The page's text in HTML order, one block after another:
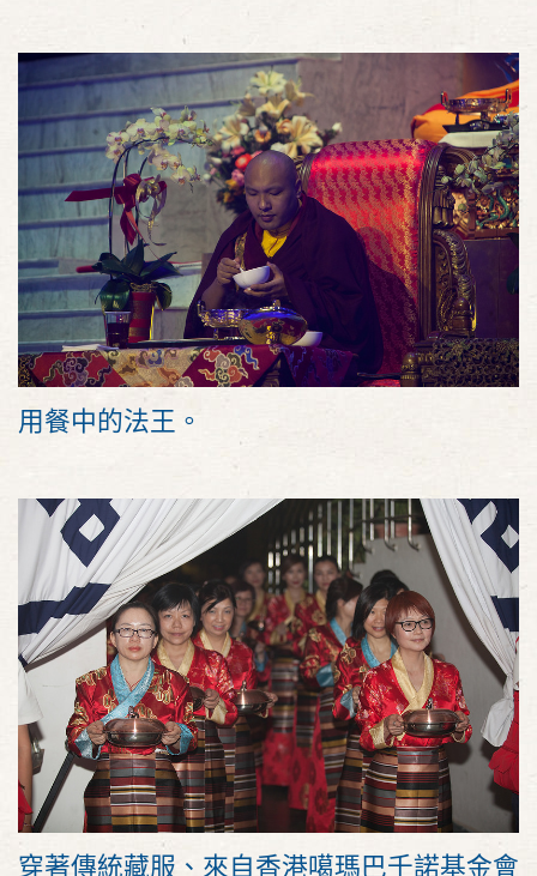
用餐中的法王。
穿著傳統藏服、來自香港噶瑪巴千諾基金會